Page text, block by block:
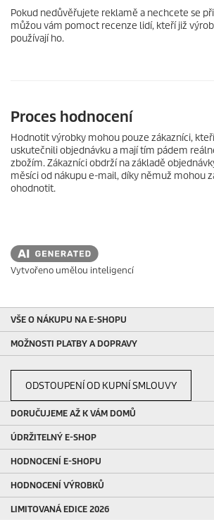
Pokud nedůvěřujete reklamě a nechcete se
můžou vám pomoct recenze lidí, kteří již
používají ho.
Proces hodnocení
Hodnotit výrobky mohou pouze zákazníci,
uskutečnili objednávku a mají tím pádem
zbožím. Zákazníci obdrží na základě
měsíci od nákupu e-mail, díky němuž mohou
ohodnotit.
Vytvořeno umělou inteligencí
VŠE O NÁKUPU NA E-SHOPU
MOŽNOSTI PLATBY A DOPRAVY
ODSTOUPENÍ OD KUPNÍ SMLOUVY
DORUČUJEME AŽ K VÁM DOMŮ
ÚDRŽITELNÝ E-SHOP
HODNOCENÍ E-SHOPU
HODNOCENÍ VÝROBKŮ
LIMITOVANÁ EDICE 2026